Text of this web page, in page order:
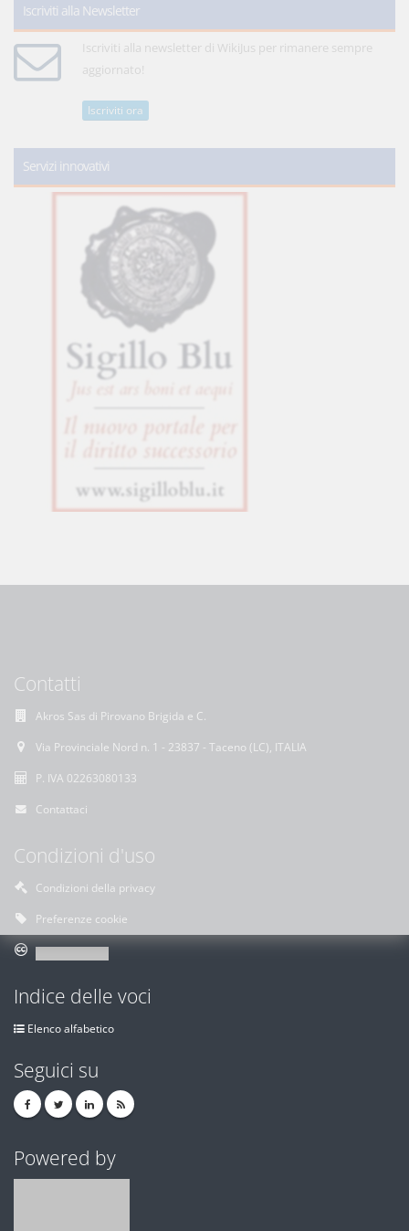
Iscriviti alla Newsletter
Iscriviti alla newsletter di WikiJus per rimanere sempre
aggiornato!
Iscriviti ora
Servizi innovativi
Contatti
Akros Sas di Pirovano Brigida e C.
Via Provinciale Nord n. 1 - 23837 - Taceno (LC), ITALIA
P. IVA 02263080133
Contattaci
Condizioni d'uso
Condizioni della privacy
Preferenze cookie
Indice delle voci
Elenco alfabetico
Seguici su
Powered by